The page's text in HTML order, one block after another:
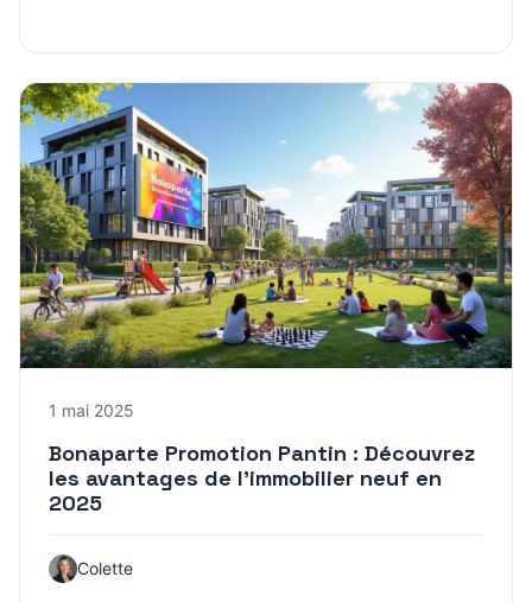
1 mai 2025
Bonaparte Promotion Pantin : Découvrez
les avantages de l’immobilier neuf en
2025
Colette